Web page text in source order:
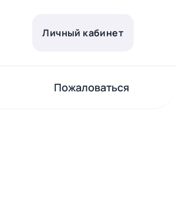
Личный кабинет
Пожаловаться